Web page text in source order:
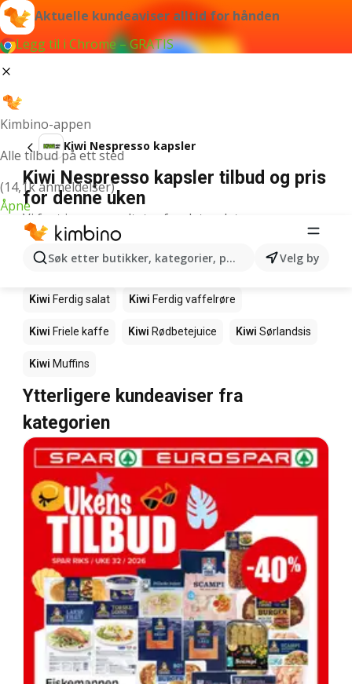
Aktuelle kundeaviser alltid for hånden
Legg til i Chrome – GRATIS
Kimbino-appen
Alle tilbud på ett sted
(14,1k anmeldelser)
Åpne
Søk etter butikker, kategorier, produkter...Velg by
Kiwi Nespresso kapsler
Kiwi Nespresso kapsler tilbud og pris
for denne uken
Vi fant ingen resultater for det ordet.
Andre produkter i butikkene Kiwi
Kiwi Makrell i tomat
Kiwi Ferdig salat Kiwi Ferdig vaffelrøre
Kiwi Friele kaffe Kiwi Rødbetejuice Kiwi Sørlandsis
Kiwi Muffins
Ytterligere kundeaviser fra
kategorien